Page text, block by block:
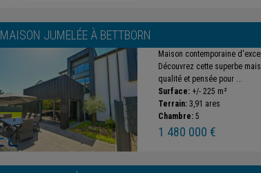
MAISON JUMELÉE À BETTBORN
Maison contemporaine
Découvrez cette superbe
qualité et pensée pour ...
Surface: +/- 225 m²
Terrain: 3,91 ares
Chambre: 5
1 480 000 €